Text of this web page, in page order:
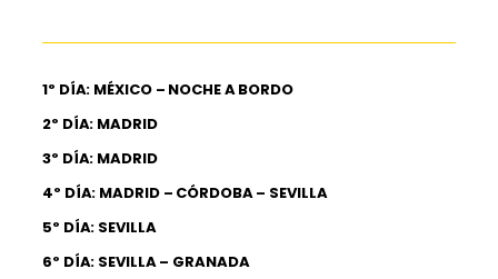
1º DÍA: MÉXICO – NOCHE A BORDO
2º DÍA: MADRID
3º DÍA: MADRID
4º DÍA: MADRID – CÓRDOBA – SEVILLA
5º DÍA: SEVILLA
6º DÍA: SEVILLA – GRANADA